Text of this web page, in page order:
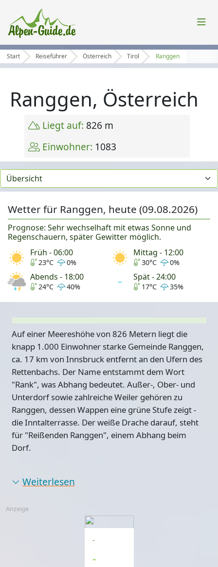
Start Reiseführer Österreich Tirol Ranggen
Ranggen, Österreich
Liegt auf: 826 m
Einwohner: 1083
Wetter für Ranggen, heute (09.08.2026)
Prognose: Sehr wechselhaft mit etwas Sonne und
Regenschauern, später Gewitter möglich.
Früh - 06:00
23°C 0%
Mittag - 12:00
30°C 0%
Abends - 18:00
24°C 40%
Spät - 24:00
17°C 35%
Auf einer Meereshöhe von 826 Metern liegt die
knapp 1.000 Einwohner starke Gemeinde Ranggen,
ca. 17 km von Innsbruck entfernt an den Ufern des
Rettenbachs. Der Name entstammt dem Wort
"Rank", was Abhang bedeutet. Außer-, Ober- und
Unterdorf sowie zahlreiche Weiler gehören zu
Ranggen, dessen Wappen eine grüne Stufe zeigt -
die Inntalterrasse. Der weiße Drache darauf, steht
für "Reißenden Ranggen", einem Abhang beim
Dorf.
Weiterlesen
Anzeige
-
-